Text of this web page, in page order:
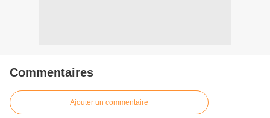
Commentaires
Ajouter un commentaire